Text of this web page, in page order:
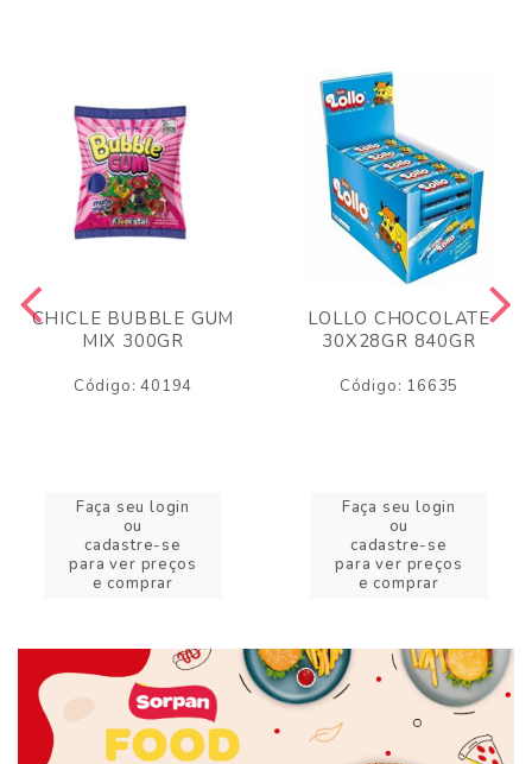
CHICLE BUBBLE GUM
MIX 300GR
Código: 40194
Faça seu login
ou
cadastre-se
para ver preços
e comprar
LOLLO CHOCOLATE
30X28GR 840GR
Código: 16635
Faça seu login
ou
cadastre-se
para ver preços
e comprar